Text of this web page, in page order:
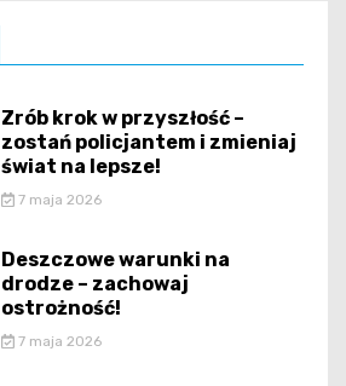
Zrób krok w przyszłość –
zostań policjantem i zmieniaj
świat na lepsze!
7 maja 2026
Deszczowe warunki na
drodze – zachowaj
ostrożność!
7 maja 2026